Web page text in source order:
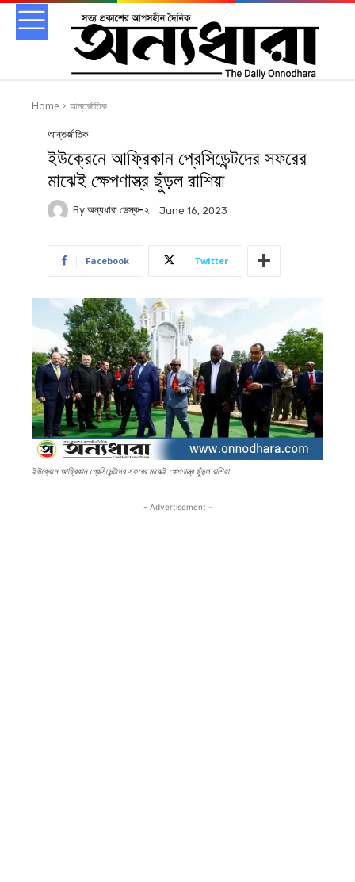
Home আন্তর্জাতিক
আন্তর্জাতিক
ইউক্রেনে আফ্রিকান প্রেসিডেন্টদের সফরের
মাঝেই ক্ষেপণাস্ত্র ছুঁড়ল রাশিয়া
By অন্যধারা ডেস্ক-২ June 16, 2023
Facebook Twitter
ইউক্রেনে আফ্রিকান প্রেসিডেন্টদের সফরের মাঝেই ক্ষেপণাস্ত্র ছুঁড়ল রাশিয়া
- Advertisement -